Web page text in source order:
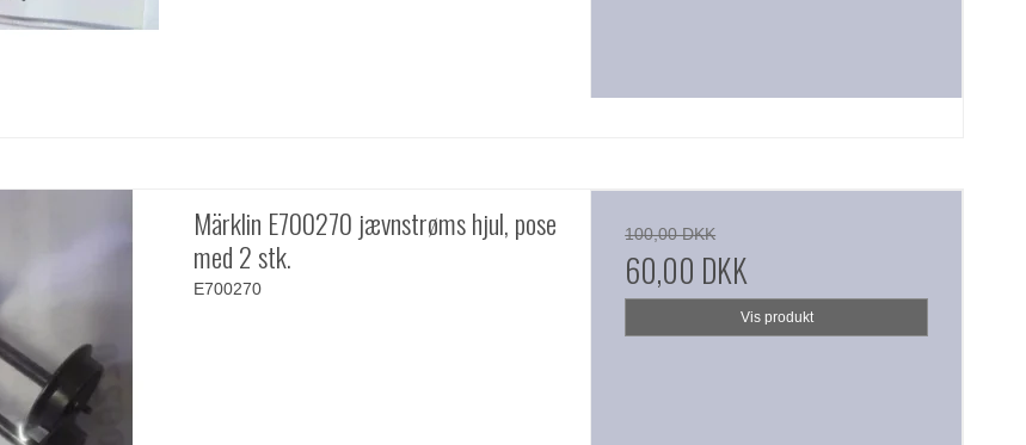
Märklin E700270 jævnstrøms hjul, pose
med 2 stk.
E700270
100,00 DKK
60,00 DKK
Vis produkt